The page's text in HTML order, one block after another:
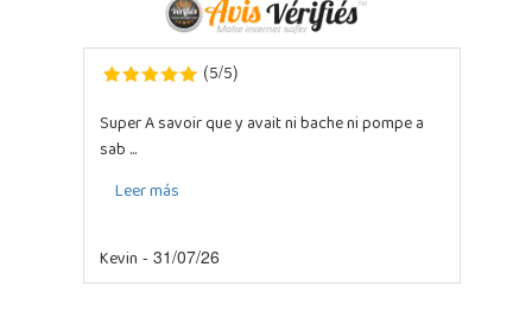
(5/5)
Super A savoir que y avait ni bache ni pompe a
sab ...
Leer más
Kevin - 31/07/26